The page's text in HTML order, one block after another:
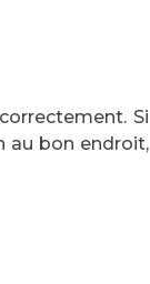
Si
au bon endroit,